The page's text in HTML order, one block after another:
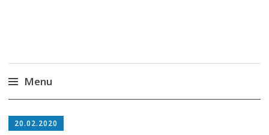
Menu
to
20.02.2020